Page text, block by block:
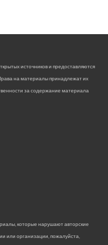
источников и предоставляются
на материалы принадлежат их
за содержание материала
которые нарушают авторские
или организации, пожалуйста,